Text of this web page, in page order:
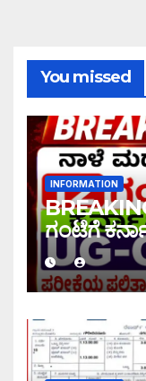
You missed
INFORMATION
ಗಂಟೆಗೆ
ಫಲಿತಾಂಶ
2026